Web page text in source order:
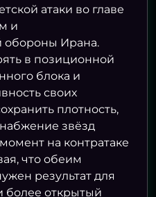
атаки во главе
и
обороны Ирана.
в позиционной
блока и
своих
плотность,
звёзд
на контратаке
что обеим
результат для
более открытый